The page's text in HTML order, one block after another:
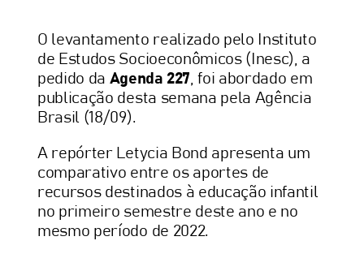
O levantamento realizado pelo Instituto
de Estudos Socioeconômicos (Inesc), a
pedido da Agenda 227, foi abordado em
publicação desta semana pela Agência
Brasil (18/09).
A repórter Letycia Bond apresenta um
comparativo entre os aportes de
recursos destinados à educação infantil
no primeiro semestre deste ano e no
mesmo período de 2022.